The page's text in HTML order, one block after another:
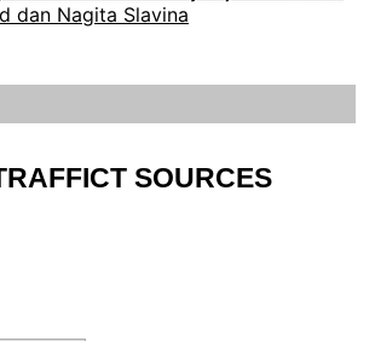
dan Nagita Slavina
SOURCES